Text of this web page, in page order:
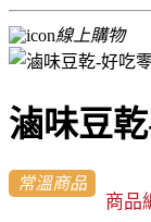
線上購物
滷味豆
常溫商品
商品